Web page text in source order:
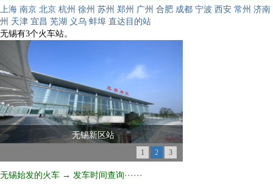
上海 南京 北京 杭州 徐州 苏州 郑州 广州 合肥 成都 宁波 西安 常州 济南
州 天津 宜昌 芜湖 义乌 蚌埠 直达目的站
无锡有3个火车站。
无锡新区站
1 2 3
无锡始发的火车 → 发车时间查询······